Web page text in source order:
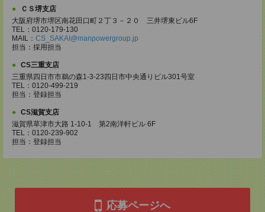
ＣＳ堺支店
大阪府堺市堺区南花田口町２丁３－２０ 三井堺東ビル6F
TEL：0120-179-130
MAIL： CS_SAKAI@manpowergroup.jp
担当：採用担当
CS三重支店
三重県四日市市鵜の森1-3-23四日市中央通りビル301号室
TEL：0120-499-219
担当：登録担当
CS滋賀支店
滋賀県草津市大路 1-10-1 第2南洋軒ビル 6F
TEL：0120-239-902
担当：登録担当
応募ページへ